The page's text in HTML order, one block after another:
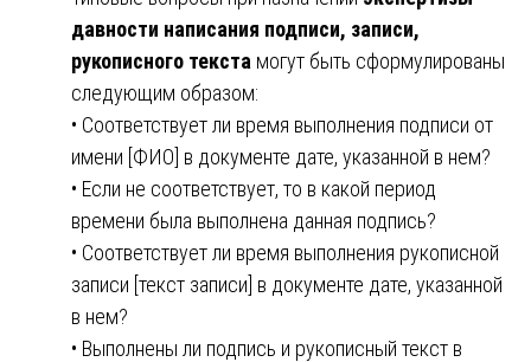
давности написания подписи, записи,
рукописного текста могут быть сформулированы
следующим образом:
• Соответствует ли время выполнения подписи от
имени [ФИО] в документе дате, указанной в нем?
• Если не соответствует, то в какой период
времени была выполнена данная подпись?
• Соответствует ли время выполнения рукописной
записи [текст записи] в документе дате, указанной
в нем?
• Выполнены ли подпись и рукописный текст в